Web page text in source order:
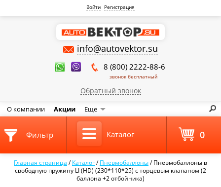
Войти Регистрация
info@autovektor.su
8 (800) 2222-88-6
звонок бесплатный
Обратный звонок
О компании Акции Еще
Главная страница /Каталог/Пневмобаллоны/Пневмобаллоны в
свободную пружину LI (HD) (230*110*25) с торцевым клапаном (2
баллона +2 отбойника)
Фильтр Каталог 0